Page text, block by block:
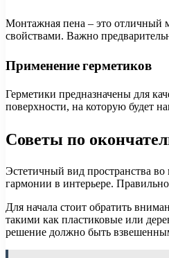
Монтажная пена – это отличный
свойствами. Важно
Применение герметиков
Герметики предназначены для
поверхности, на которую будет
Советы по
Эстетичный вид пространства
гармонии в интерьере.
Для начала стоит обратить
такими как пластиковые или
решение должно быть